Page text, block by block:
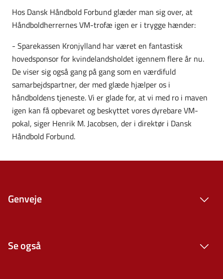
Hos Dansk Håndbold Forbund glæder man sig over, at
Håndboldherrernes VM-trofæ igen er i trygge hænder:
- Sparekassen Kronjylland har været en fantastisk
hovedsponsor for kvindelandsholdet igennem flere år nu.
De viser sig også gang på gang som en værdifuld
samarbejdspartner, der med glæde hjælper os i
håndboldens tjeneste. Vi er glade for, at vi med ro i maven
igen kan få opbevaret og beskyttet vores dyrebare VM-
pokal, siger Henrik M. Jacobsen, der i direktør i Dansk
Håndbold Forbund.
Genveje
Se også